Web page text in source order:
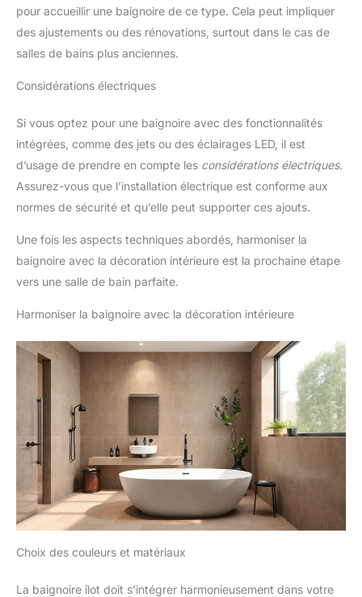
pour accueillir une baignoire de ce type. Cela peut impliquer
des ajustements ou des rénovations, surtout dans le cas de
salles de bains plus anciennes.
Considérations électriques
Si vous optez pour une baignoire avec des fonctionnalités
intégrées, comme des jets ou des éclairages LED, il est
d’usage de prendre en compte les considérations électriques.
Assurez-vous que l’installation électrique est conforme aux
normes de sécurité et qu’elle peut supporter ces ajouts.
Une fois les aspects techniques abordés, harmoniser la
baignoire avec la décoration intérieure est la prochaine étape
vers une salle de bain parfaite.
Harmoniser la baignoire avec la décoration intérieure
Choix des couleurs et matériaux
La baignoire îlot doit s’intégrer harmonieusement dans votre